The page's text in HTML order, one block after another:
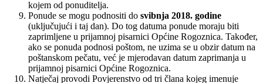
kojem od ponuditelja.
Ponude se mogu podnositi do svibnja 2018. godine
(uključujući i taj dan). Do tog datuma ponude moraju biti
zaprimljene u prijamnoj pisarnici Općine Rogoznica. Također,
ako se ponuda podnosi poštom, ne uzima se u obzir datum na
poštanskom pečatu, već je mjerodavan datum zaprimanja u
prijamnoj pisarnici Općine Rogoznica.
Natječaj provodi Povjerenstvo od tri člana kojeg imenuje